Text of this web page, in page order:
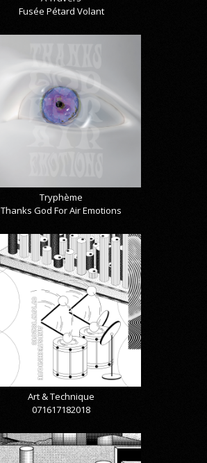
Fusée Pétard Volant
Tryphème
Thanks God For Air Emotions
Art & Technique
071617182018